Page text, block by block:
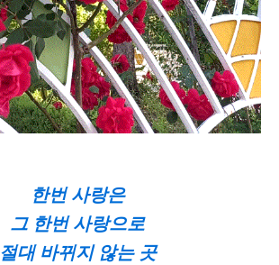
한번 사랑은
그 한번 사랑으로
절대 바뀌지 않는 곳